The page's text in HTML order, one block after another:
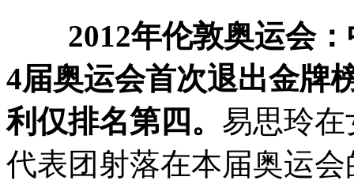
2012年伦敦奥运会
4届奥运会首次退出金牌
利仅排名第四。 易思玲
代表团射落在本届奥运